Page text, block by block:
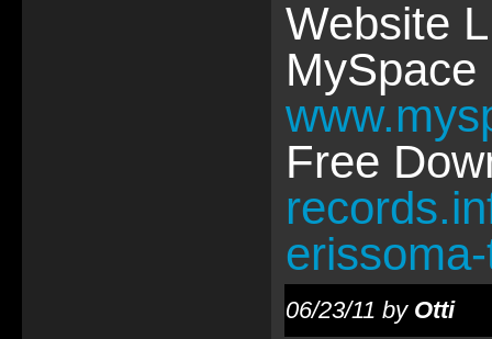
Website
Free
06/23/11 by Otti